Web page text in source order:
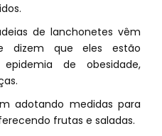
de lanchonetes vêm
dizem que eles estão
de obesidade,
adotando medidas para
frutas e saladas.